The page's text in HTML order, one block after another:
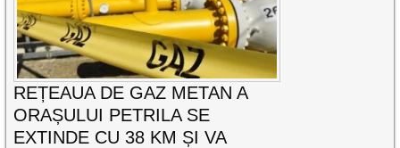
REȚEAUA DE GAZ METAN A
ORAȘULUI PETRILA SE
EXTINDE CU 38 KM ȘI VA